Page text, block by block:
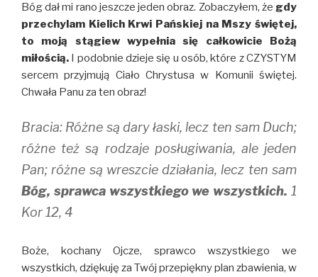
Bóg dał mi rano jeszcze jeden obraz. Zobaczyłem, że gdy
przechylam Kielich Krwi Pańskiej na Mszy świętej,
to moją stągiew wypełnia się całkowicie Bożą
miłością. I podobnie dzieje się u osób, które z CZYSTYM
sercem przyjmują Ciało Chrystusa w Komunii świętej.
Chwała Panu za ten obraz!
Bracia: Różne są dary łaski, lecz ten sam Duch;
różne też są rodzaje posługiwania, ale jeden
Pan; różne są wreszcie działania, lecz ten sam
Bóg, sprawca wszystkiego we wszystkich. 1
Kor 12, 4
Boże, kochany Ojcze, sprawco wszystkiego we
wszystkich, dziękuję za Twój przepiękny plan zbawienia, w